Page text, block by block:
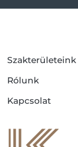
Szakterületeink
Rólunk
Kapcsolat